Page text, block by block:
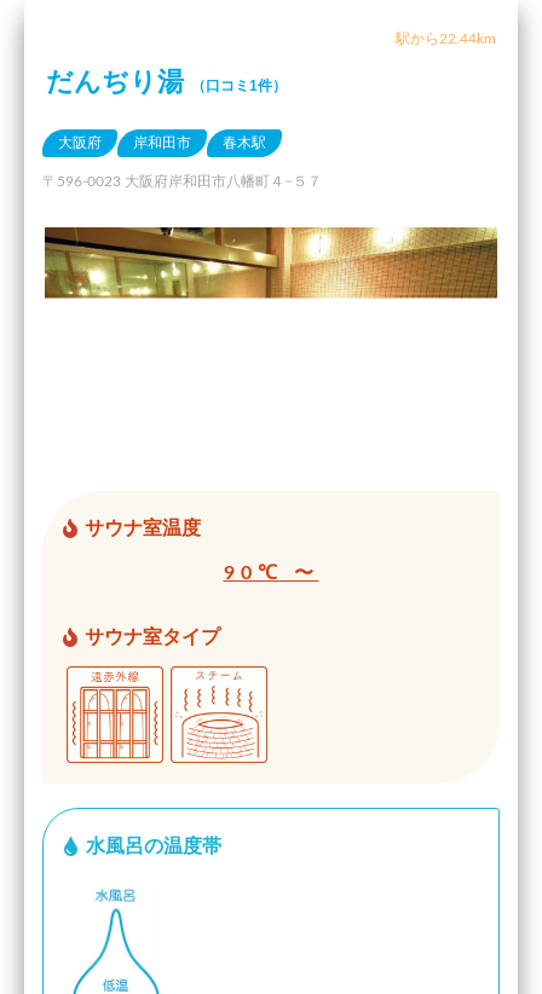
駅から22.44km
だんぢり湯 （口コミ1件）
大阪府 岸和田市 春木駅
〒596-0023 大阪府岸和田市八幡町４−５７
サウナ室温度
90℃ 〜
サウナ室タイプ
水風呂の温度帯